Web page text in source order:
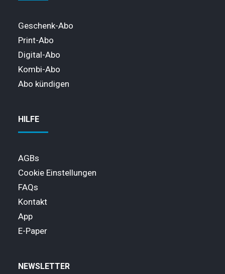
Geschenk-Abo
Print-Abo
Digital-Abo
Kombi-Abo
Abo kündigen
HILFE
AGBs
Cookie Einstellungen
FAQs
Kontakt
App
E-Paper
NEWSLETTER